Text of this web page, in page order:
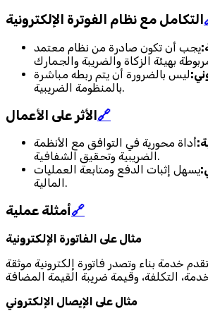
التكامل مع نظام الفوترة الإلكترونية
يجب أن تكون صادرة من نظام معتمد
ليس بالضرورة أن يتم ربطه مباشرة
بالمنظومة الضريبية.
الأثر على الأعمال🔗
أداة محورية في التوافق مع الأنظمة
الضريبية وتحقيق الشفافية.
يسهل إثبات الدفع ومتابعة العمليات
المالية.
أمثلة عملية🔗
مثال على الفاتورة الإلكترونية
خدمة بناء وتصدر فاتورة إلكترونية موثقة
مثال على الإيصال الإلكتروني